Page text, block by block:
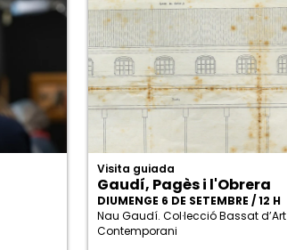
Visita guiada
Gaudí, Pagès i l'Obrera
DIUMENGE 6 DE SETEMBRE / 12 H
Nau Gaudí. Col·lecció Bassat d’Art
Contemporani